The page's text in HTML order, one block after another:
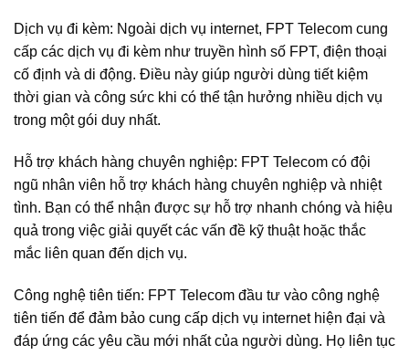
Dịch vụ đi kèm: Ngoài dịch vụ internet, FPT Telecom cung
cấp các dịch vụ đi kèm như truyền hình số FPT, điện thoại
cố định và di động. Điều này giúp người dùng tiết kiệm
thời gian và công sức khi có thể tận hưởng nhiều dịch vụ
trong một gói duy nhất.
Hỗ trợ khách hàng chuyên nghiệp: FPT Telecom có đội
ngũ nhân viên hỗ trợ khách hàng chuyên nghiệp và nhiệt
tình. Bạn có thể nhận được sự hỗ trợ nhanh chóng và hiệu
quả trong việc giải quyết các vấn đề kỹ thuật hoặc thắc
mắc liên quan đến dịch vụ.
Công nghệ tiên tiến: FPT Telecom đầu tư vào công nghệ
tiên tiến để đảm bảo cung cấp dịch vụ internet hiện đại và
đáp ứng các yêu cầu mới nhất của người dùng. Họ liên tục